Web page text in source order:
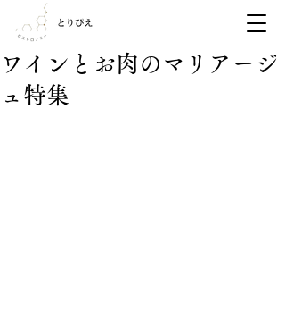
ワインとお肉のマリアージ
ュ特集